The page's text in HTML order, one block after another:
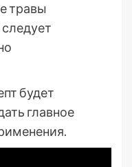
травы
будет
главное